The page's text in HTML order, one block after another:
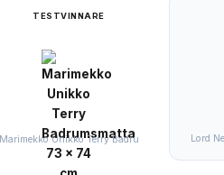
TESTVINNARE
Marimekko Unikko Terry Badru Lord